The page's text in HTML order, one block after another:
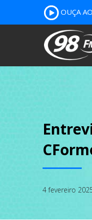
OUÇA
4 fevereiro